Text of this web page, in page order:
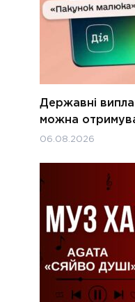
Державні
можна
06.08.2026